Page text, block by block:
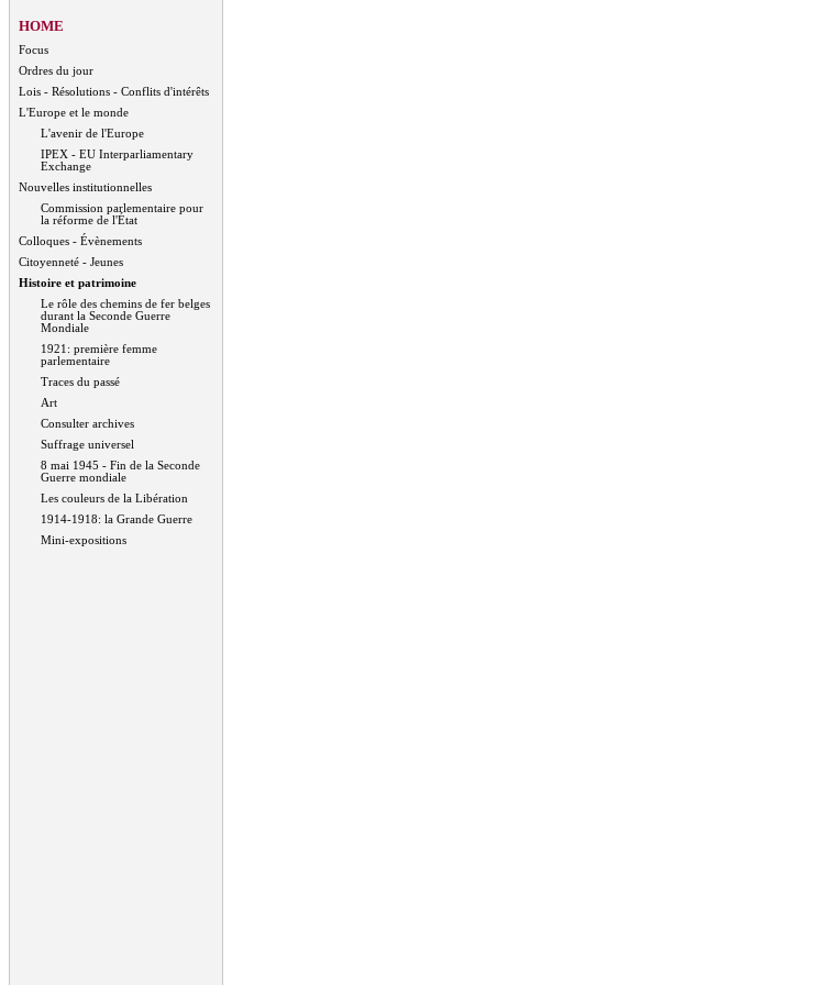
HOME
Focus
Ordres du jour
Lois - Résolutions - Conflits d'intérêts
L'Europe et le monde
L'avenir de l'Europe
IPEX - EU Interparliamentary
Exchange
Nouvelles institutionnelles
Commission parlementaire pour
la réforme de l'État
Colloques - Évènements
Citoyenneté - Jeunes
Histoire et patrimoine
Le rôle des chemins de fer belges
durant la Seconde Guerre
Mondiale
1921: première femme
parlementaire
Traces du passé
Art
Consulter archives
Suffrage universel
8 mai 1945 - Fin de la Seconde
Guerre mondiale
Les couleurs de la Libération
1914-1918: la Grande Guerre
Mini-expositions